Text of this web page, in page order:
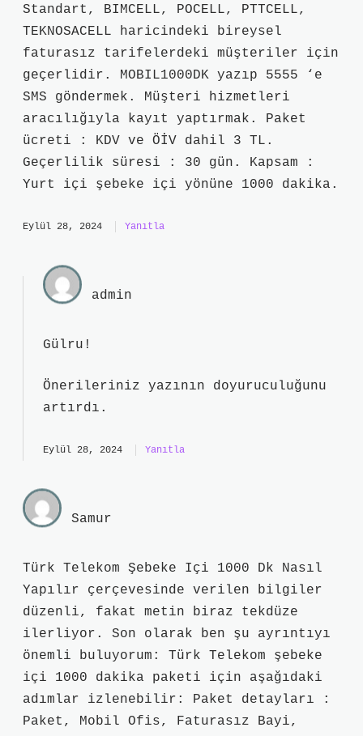
Standart, BIMCELL, POCELL, PTTCELL,
TEKNOSACELL haricindeki bireysel
faturasız tarifelerdeki müşteriler için
geçerlidir. MOBIL1000DK yazıp 5555 ‘e
SMS göndermek. Müşteri hizmetleri
aracılığıyla kayıt yaptırmak. Paket
ücreti : KDV ve ÖİV dahil 3 TL.
Geçerlilik süresi : 30 gün. Kapsam :
Yurt içi şebeke içi yönüne 1000 dakika.
Eylül 28, 2024 Yanıtla
admin
Gülru!
Önerileriniz yazının doyuruculuğunu
artırdı.
Eylül 28, 2024 Yanıtla
Samur
Türk Telekom Şebeke Içi 1000 Dk Nasıl
Yapılır çerçevesinde verilen bilgiler
düzenli, fakat metin biraz tekdüze
ilerliyor. Son olarak ben şu ayrıntıyı
önemli buluyorum: Türk Telekom şebeke
içi 1000 dakika paketi için aşağıdaki
adımlar izlenebilir: Paket detayları :
Paket, Mobil Ofis, Faturasız Bayi,